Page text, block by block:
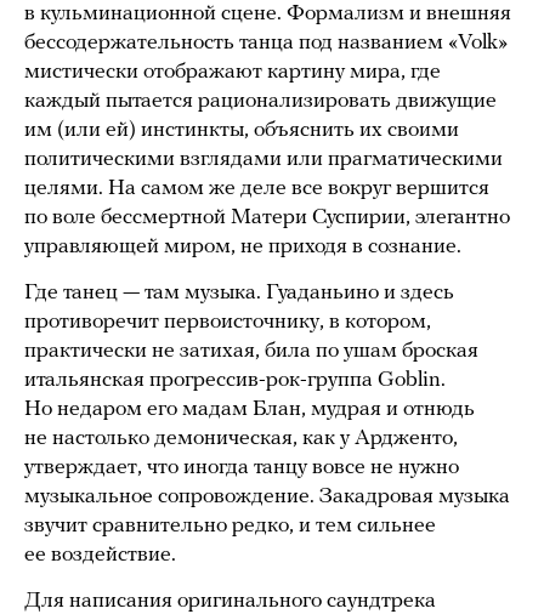
в кульминационной сцене. Формализм и внешняя
бессодержательность танца под названием «Volk»
мистически отображают картину мира, где
каждый пытается рационализировать движущие
им (или ей) инстинкты, объяснить их своими
политическими взглядами или прагматическими
целями. На самом же деле все вокруг вершится
по воле бессмертной Матери Суспирии, элегантно
управляющей миром, не приходя в сознание.
Где танец — там музыка. Гуаданьино и здесь
противоречит первоисточнику, в котором,
практически не затихая, била по ушам броская
итальянская прогрессив-рок-группа Goblin.
Но недаром его мадам Блан, мудрая и отнюдь
не настолько демоническая, как у Ардженто,
утверждает, что иногда танцу вовсе не нужно
музыкальное сопровождение. Закадровая музыка
звучит сравнительно редко, и тем сильнее
ее воздействие.
Для написания оригинального саундтрека